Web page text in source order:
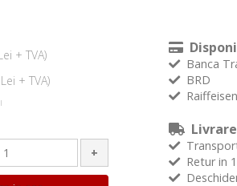
+ TVA)
+ TVA)
+
Banca
BRD
Raiffeisen
Retur in